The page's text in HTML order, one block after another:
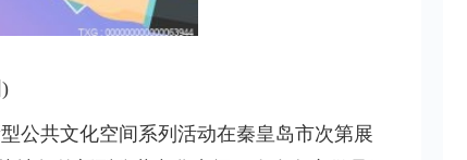
公共文化空间系列活动在秦皇岛市次第展